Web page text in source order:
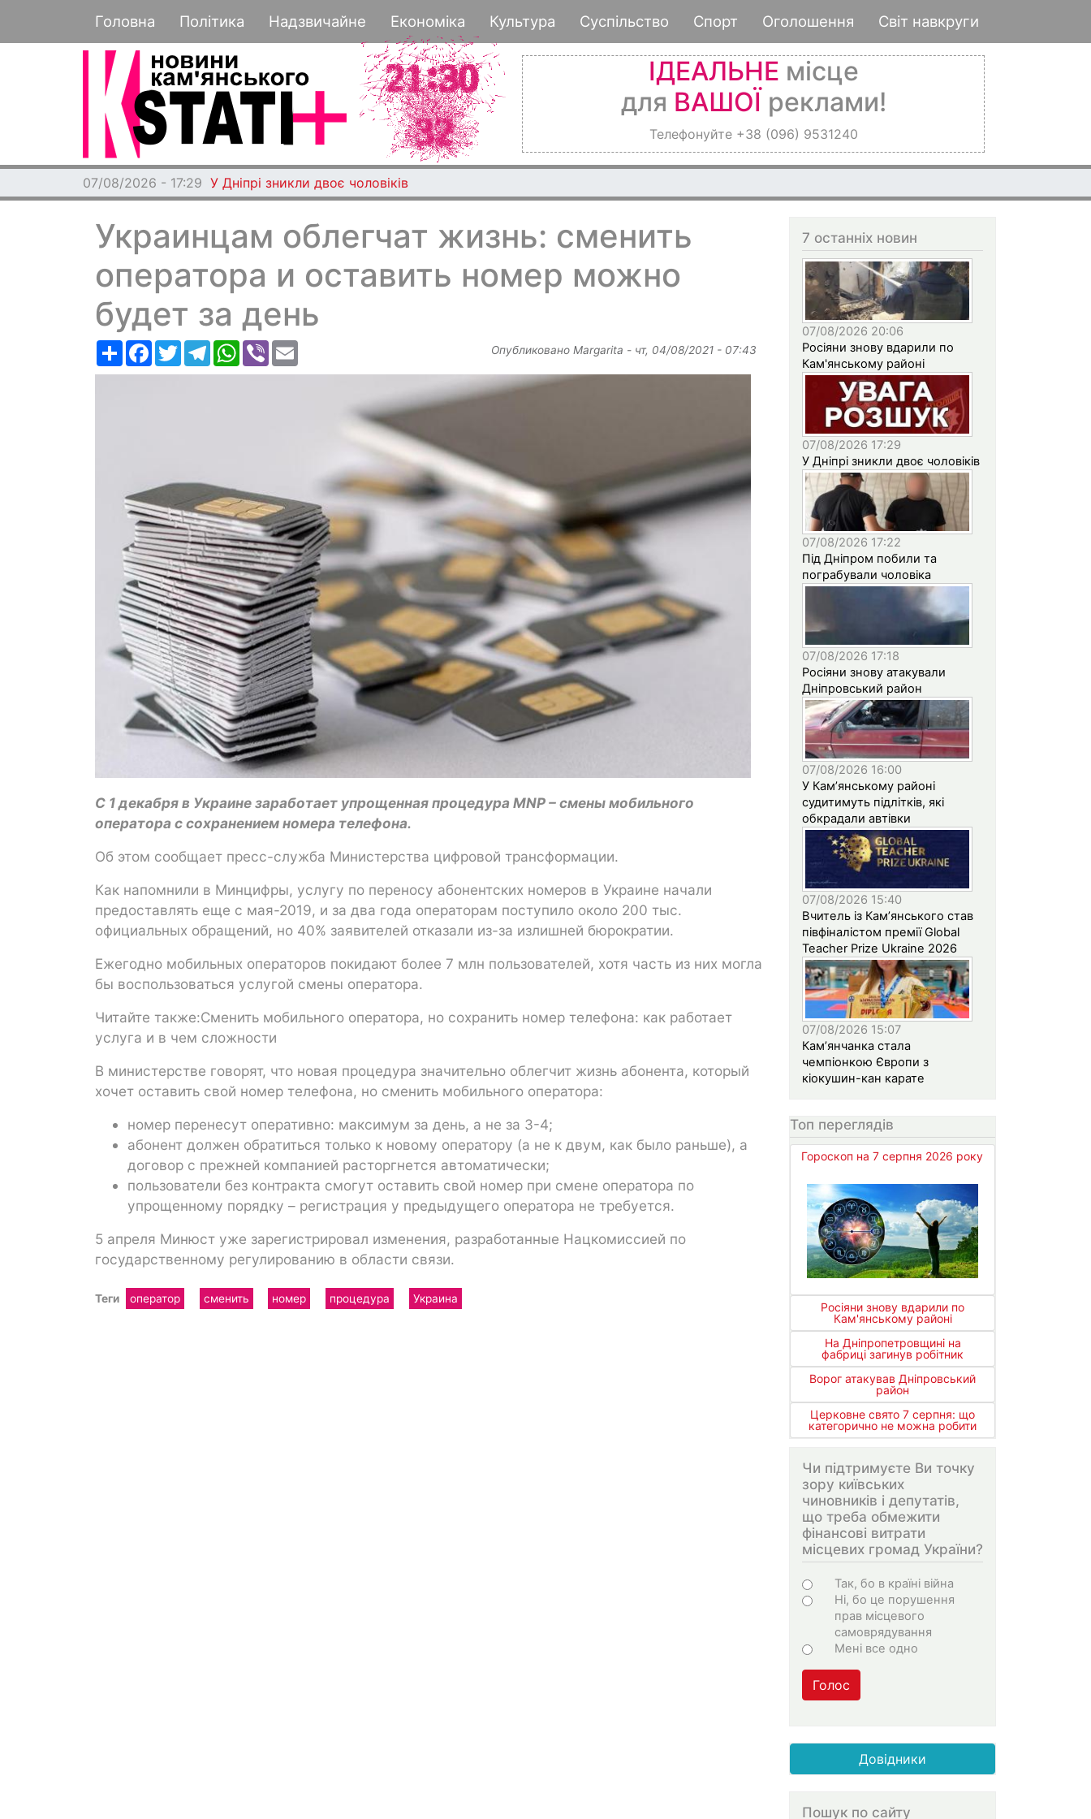
к
основному
Основная навигация
Головна Політика Надзвичайне Економіка Культура Суспільство Спорт Оголошення Світ навкруги
ІДЕАЛЬНЕ місце
для ВАШОЇ реклами!
Телефонуйте +38 (096) 9531240
07/08/2026 - 17:29 У Дніпрі зникли двоє чоловіків
Украинцам облегчат жизнь: сменить
оператора и оставить номер можно
будет за день
РесурсFacebook
TwitterTelegramWhatsApp
Viber Опубликовано Margarita - чт, 04/08/2021 - 07:43
С 1 декабря в Украине заработает упрощенная процедура MNP – смены мобильного
оператора с сохранением номера телефона.
Об этом сообщает пресс-служба Министерства цифровой трансформации.
Как напомнили в Минцифры, услугу по переносу абонентских номеров в Украине начали
предоставлять еще с мая-2019, и за два года операторам поступило около 200 тыс.
официальных обращений, но 40% заявителей отказали из-за излишней бюрократии.
Ежегодно мобильных операторов покидают более 7 млн пользователей, хотя часть из них могла
бы воспользоваться услугой смены оператора.
Читайте также:Сменить мобильного оператора, но сохранить номер телефона: как работает
услуга и в чем сложности
В министерстве говорят, что новая процедура значительно облегчит жизнь абонента, который
хочет оставить свой номер телефона, но сменить мобильного оператора:
номер перенесут оперативно: максимум за день, а не за 3-4;
абонент должен обратиться только к новому оператору (а не к двум, как было раньше), а
договор с прежней компанией расторгнется автоматически;
пользователи без контракта смогут оставить свой номер при смене оператора по
упрощенному порядку – регистрация у предыдущего оператора не требуется.
5 апреля Минюст уже зарегистрировал изменения, разработанные Нацкомиссией по
государственному регулированию в области связи.
Теги оператор сменить номер процедура Украина
7 останніх новин
07/08/2026 20:06
Росіяни знову вдарили по
Кам'янському районі
07/08/2026 17:29
У Дніпрі зникли двоє чоловіків
07/08/2026 17:22
Під Дніпром побили та
пограбували чоловіка
07/08/2026 17:18
Росіяни знову атакували
Дніпровський район
07/08/2026 16:00
У Кам’янському районі
судитимуть підлітків, які
обкрадали автівки
07/08/2026 15:40
Вчитель із Кам’янського став
півфіналістом премії Global
Teacher Prize Ukraine 2026
07/08/2026 15:07
Кам’янчанка стала
чемпіонкою Європи з
кіокушин-кан карате
Топ переглядів
Гороскоп на 7 серпня 2026 року
Росіяни знову вдарили по
Кам'янському районі
На Дніпропетровщині на
фабриці загинув робітник
Ворог атакував Дніпровський
район
Церковне свято 7 серпня: що
категорично не можна робити
Чи підтримуєте Ви точку
зору київських
чиновників і депутатів,
що треба обмежити
фінансові витрати
місцевих громад України?
Choices
Так, бо в країні війна
Ні, бо це порушення
прав місцевого
самоврядування
Мені все одно
Голос
Довідники
Пошук по сайту